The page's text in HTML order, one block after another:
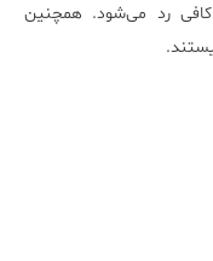
رد می‌شود. همچنین